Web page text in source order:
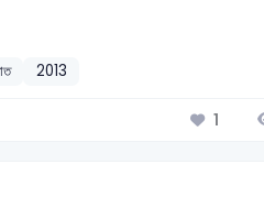
2013
1